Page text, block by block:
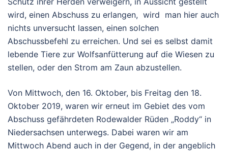
wird, einen Abschuss zu erlangen, wird man hier auch
nichts unversucht lassen, einen solchen
Abschussbefehl zu erreichen. Und sei es selbst damit
lebende Tiere zur Wolfsanfütterung auf die Wiesen zu
stellen, oder den Strom am Zaun abzustellen.
Von Mittwoch, den 16. Oktober, bis Freitag den 18.
Oktober 2019, waren wir erneut im Gebiet des vom
Abschuss gefährdeten Rodewalder Rüden „Roddy“ in
Niedersachsen unterwegs. Dabei waren wir am
Mittwoch Abend auch in der Gegend, in der angeblich